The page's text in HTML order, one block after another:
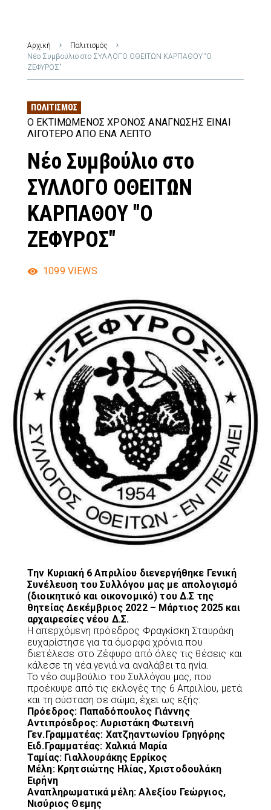
Αρχική
Πολιτισμός
Νέο Συμβούλιο στο ΣΥΛΛΟΓΟ ΟΘΕΙΤΩΝ ΚΑΡΠΑΘΟΥ “Ο
ΖΕΦΥΡΟΣ”
ΠΟΛΙΤΙΣΜΌΣ
Ο ΕΚΤΙΜΏΜΕΝΟΣ ΧΡΌΝΟΣ ΑΝΆΓΝΩΣΗΣ ΕΊΝΑΙ
ΛΙΓΌΤΕΡΟ ΑΠΌ ΈΝΑ ΛΕΠΤΌ
Νέο Συμβούλιο στο
ΣΥΛΛΟΓΟ ΟΘΕΙΤΩΝ
ΚΑΡΠΑΘΟΥ "Ο
ΖΕΦΥΡΟΣ"
1099 VIEWS
Την Κυριακή 6 Απριλίου διενεργήθηκε Γενική
Συνέλευση του Συλλόγου μας με απολογισμό
(διοικητικό και οικονομικό) του Δ.Σ της
θητείας Δεκέμβριος 2022 – Μάρτιος 2025 και
αρχαιρεσίες νέου Δ.Σ.
Η απερχόμενη πρόεδρος Φραγκίσκη Σταυράκη
ευχαρίστησε για τα όμορφα χρόνια που
διετέλεσε στο Ζέφυρο από όλες τις θέσεις και
κάλεσε τη νέα γενιά να αναλάβει τα ηνία.
Το νέο συμβούλιο του Συλλόγου μας, που
προέκυψε από τις εκλογές της 6 Απριλίου, μετά
και τη σύσταση σε σώμα, έχει ως εξής:
Πρόεδρος: Παπαδόπουλος Γιάννης
Αντιπρόεδρος: Λυριστάκη Φωτεινή
Γεν.Γραμματέας: Χατζηαντωνίου Γρηγόρης
Ειδ.Γραμματέας: Χαλκιά Μαρία
Ταμίας: Γιαλλουράκης Ερρίκος
Μέλη: Κρητσιώτης Ηλίας, Χριστοδουλάκη
Ειρήνη
Αναπληρωματικά μέλη: Αλεξίου Γεώργιος,
Νισύριος Θεμης